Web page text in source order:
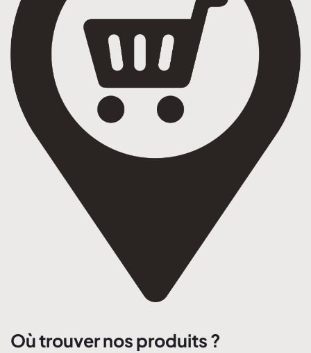
Où trouver nos produits ?